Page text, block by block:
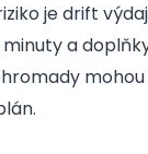
je drift
a